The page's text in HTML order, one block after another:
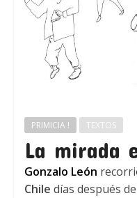
PRIMICIA ! TEXTOS
La mirada
Gonzalo León
Chile días después